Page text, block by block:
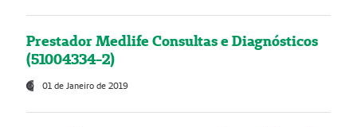
Prestador Medlife Consultas e Diagnósticos
(51004334-2)
01 de Janeiro de 2019